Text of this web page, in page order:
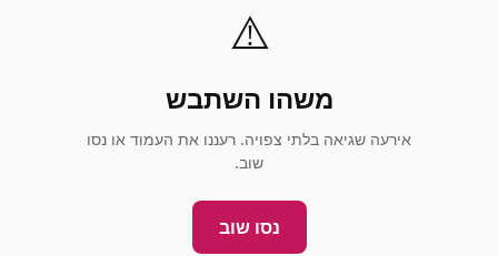
⚠️
משהו השתבש
אירעה שגיאה בלתי צפויה. רעננו את העמוד או נסו
שוב.
נסו שוב